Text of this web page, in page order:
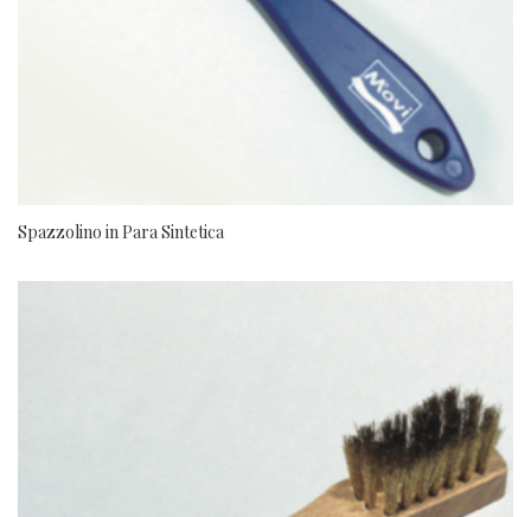
Spazzolino in Para Sintetica